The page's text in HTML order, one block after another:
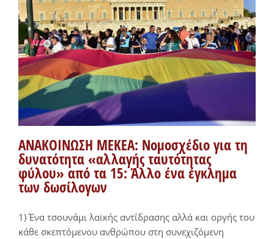
ΑΝΑΚΟΙΝΩΣΗ ΜΕΚΕΑ: Νομοσχέδιο για τη
δυνατότητα «αλλαγής ταυτότητας
φύλου» από τα 15: Άλλο ένα έγκλημα
των δωσίλογων
1) Ένα τσουνάμι λαϊκής αντίδρασης αλλά και οργής του
κάθε σκεπτόμενου ανθρώπου στη συνεχιζόμενη